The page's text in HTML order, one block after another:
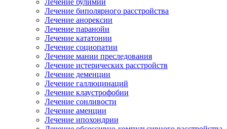
Лечение булимии
Лечение биполярного расстройства
Лечение анорексии
Лечение паранойи
Лечение кататонии
Лечение социопатии
Лечение мании преследования
Лечение истерических расстройств
Лечение деменции
Лечение галлюцинаций
Лечение клаустрофобии
Лечение сонливости
Лечение аменции
Лечение ипохондрии